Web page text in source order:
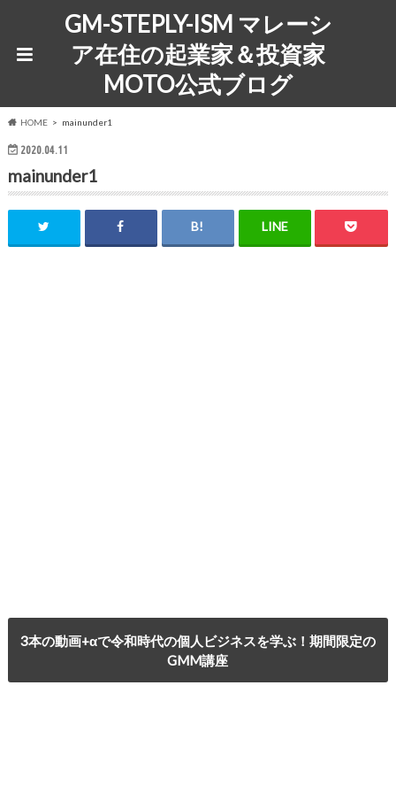
GM-STEPLY-ISM マレーシ
ア在住の起業家＆投資家
MOTO公式ブログ
HOME mainunder1
2020.04.11
mainunder1
3本の動画+αで令和時代の個人ビジネスを学ぶ！期間限定の
GMM講座